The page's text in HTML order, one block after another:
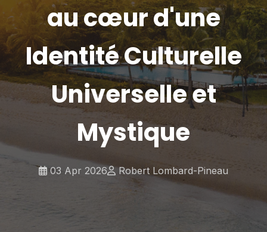
au cœur d'une
Identité Culturelle
Universelle et
Mystique
03 Apr 2026 Robert Lombard-Pineau